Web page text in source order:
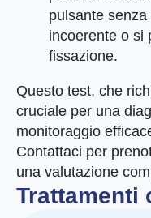
pulsante
incoerente o si
fissazione.
Questo test, che
cruciale per una
monitoraggio
Contattaci per
una valutazione
Trattamenti